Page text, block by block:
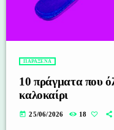
ΠΑΡΑΞΕΝΑ
10 πράγματα που
καλοκαίρι
today 25/06/2026 18